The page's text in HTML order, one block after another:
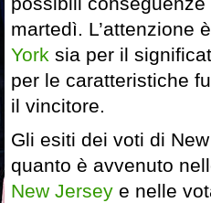
martedì. L’attenzione
York sia per il
per le caratteristiche
il vincitore.
Gli esiti dei voti di
quanto è avvenuto
New Jersey e nelle